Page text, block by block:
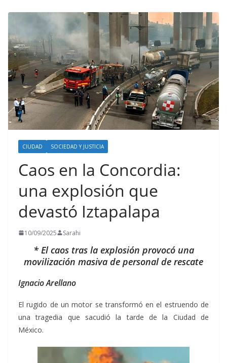
CIUDAD SOCIEDAD Y JUSTICIA
Caos en la Concordia:
una explosión que
devastó Iztapalapa
10/09/2025 Sarahi
* El caos tras la explosión provocó una
movilización masiva de personal de rescate
Ignacio Arellano
El rugido de un motor se transformó en el estruendo de
una tragedia que sacudió la tarde de la Ciudad de
México.